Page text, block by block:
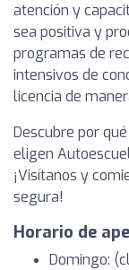
atención y
sea positiva y
programas de
intensivos de
licencia de
Descubre por
eligen
¡Visítanos y
segura!
Horario de
Domingo: